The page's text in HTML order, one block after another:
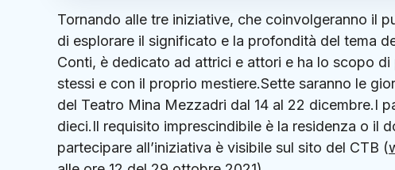
Tornando alle tre iniziative, che coinvolgeranno il
di esplorare il significato e la profondità del tema
Conti, è dedicato ad attrici e attori e ha lo scopo
stessi e con il proprio mestiere.Sette saranno le
del Teatro Mina Mezzadri dal 14 al 22 dicembre.I
dieci.Il requisito imprescindibile è la residenza o il
partecipare all’iniziativa è visibile sul sito del CTB (